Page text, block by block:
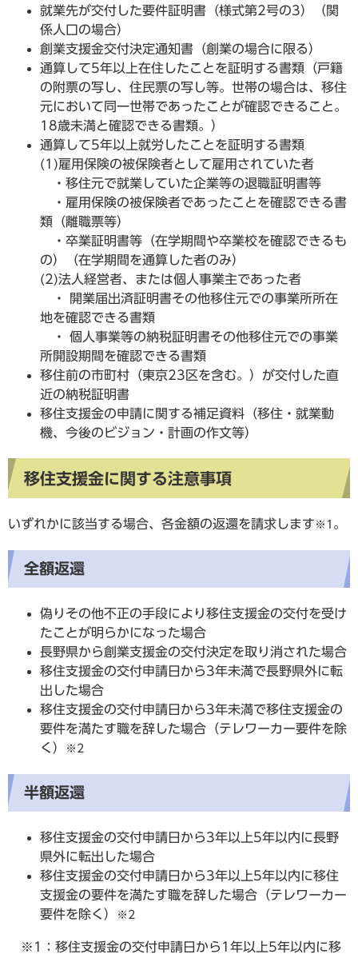
就業先が交付した要件証明書（様式第2号の3）（関
係人口の場合）
創業支援金交付決定通知書（創業の場合に限る）
通算して5年以上在住したことを証明する書類（戸籍
の附票の写し、住民票の写し等。世帯の場合は、移住
元において同一世帯であったことが確認できること。
18歳未満と確認できる書類。）
通算して5年以上就労したことを証明する書類
(1)雇用保険の被保険者として雇用されていた者
・移住元で就業していた企業等の退職証明書等
・雇用保険の被保険者であったことを確認できる書
類（離職票等）
・卒業証明書等（在学期間や卒業校を確認できるも
の）（在学期間を通算した者のみ）
(2)法人経営者、または個人事業主であった者
・ 開業届出済証明書その他移住元での事業所所在
地を確認できる書類
・ 個人事業等の納税証明書その他移住元での事業
所開設期間を確認できる書類
移住前の市町村（東京23区を含む。）が交付した直
近の納税証明書
移住支援金の申請に関する補足資料（移住・就業動
機、今後のビジョン・計画の作文等）
移住支援金に関する注意事項
いずれかに該当する場合、各金額の返還を請求します ※1 。
全額返還
偽りその他不正の手段により移住支援金の交付を受け
たことが明らかになった場合
長野県から創業支援金の交付決定を取り消された場合
移住支援金の交付申請日から3年未満で長野県外に転
出した場合
移住支援金の交付申請日から3年未満で移住支援金の
要件を満たす職を辞した場合（テレワーカー要件を除
く）
※2
半額返還
移住支援金の交付申請日から3年以上5年以内に長野
県外に転出した場合
移住支援金の交付申請日から3年以上5年以内に移住
支援金の要件を満たす職を辞した場合（テレワーカー
要件を除く）
※2
※1：移住支援金の交付申請日から1年以上5年以内に移